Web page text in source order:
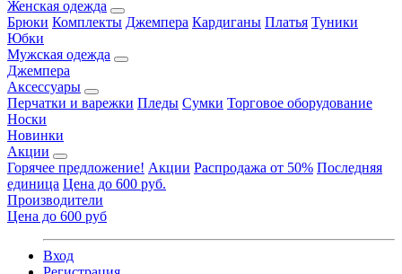
Женская одежда
Брюки Комплекты Джемпера Кардиганы Платья Туники
Юбки
Мужская одежда
Джемпера
Аксессуары
Перчатки и варежки Пледы Сумки Торговое оборудование
Носки
Новинки
Акции
Горячее предложение! Акции Распродажа от 50% Последняя
единица Цена до 600 руб.
Производители
Цена до 600 руб
Вход